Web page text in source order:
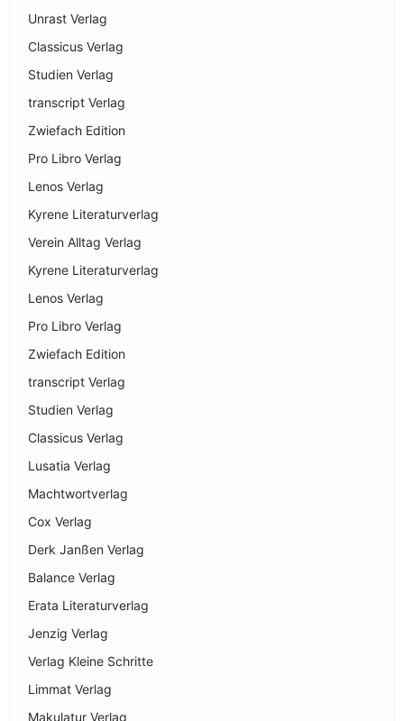
Unrast Verlag
Classicus Verlag
Studien Verlag
transcript Verlag
Zwiefach Edition
Pro Libro Verlag
Lenos Verlag
Kyrene Literaturverlag
Verein Alltag Verlag
Kyrene Literaturverlag
Lenos Verlag
Pro Libro Verlag
Zwiefach Edition
transcript Verlag
Studien Verlag
Classicus Verlag
Lusatia Verlag
Machtwortverlag
Cox Verlag
Derk Janßen Verlag
Balance Verlag
Erata Literaturverlag
Jenzig Verlag
Verlag Kleine Schritte
Limmat Verlag
Makulatur Verlag